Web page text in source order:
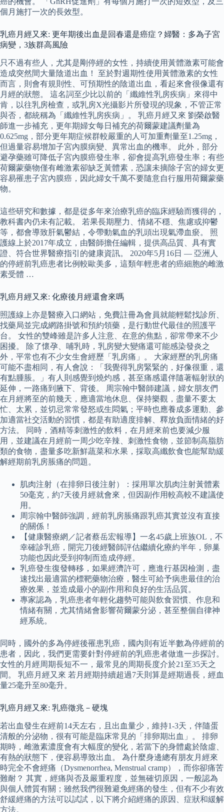
個月施打一次的長效型。
乳癌月經又來: 更年期後出血是回春還是癌症？婦醫：多為子宮
病變，3族群高風險
只不過有些人，尤其是剛停經的女性，持續使用黃體激素可能會
造成突然間大量陰道出血！ 至於對週期性使用黃體激素的女性
而言，則會有規則性、可預期性的陰道出血，看起來會很像還有
月經的狀態。 這名詞至少比以前的「纖維性乳房疾病」來得中
肯，以往乳房檢查，或乳房X光攝影片所發現的現象，不管正常
與否，都統稱為「纖維性乳房疾病」。 乳癌月經又來 劉榮啟醫
師進一步補充，更年期婦女每日補充的荷爾蒙建議劑量為
0.625mg，部分更年期症候群較嚴重的人可加重劑量至1.25mg，
但過量容易增加子宮內膜病變、異常出血的機率。 此外，部分
避孕藥雖可降低子宮內膜癌發生率，卻會提高乳癌發生率；有些
荷爾蒙藥物僅有雌激素卻缺乏黃體素，恐讓未摘除子宮的婦女更
容易罹患子宮內膜癌，因此婦女千萬不要隨意自行服用荷爾蒙藥
物。
這些研究和數據，都是從多年來治療乳癌的臨床經驗而獲得的，
教科書內仍未有記載。 若果長期壓力、情緒不穩、焦慮或抑鬱
等，都會導致肝氣鬱結，令帶動氣血的乳頭出現氣滯血瘀。 照
護線上於2017年成立，由醫師擔任編輯，提供高品質、具有實
證、符合世界醫療指引的健康資訊。 2020年5月16日 — 亞洲人
的停經前乳癌患者比例較歐美多，這類年輕患者的癌細胞的雌激
素受體 …
乳癌月經又來: 化療後月經還會來嗎
照護線上亦是醫療入口網站，免費註冊為會員就能輕鬆找診所、
找藥局並完成網路掛號和預約領藥，是行動世代最佳的照護平
台。 女性的雙峰雖是許多人注意、在意的焦點，卻常帶來不少
困擾。 除了懷孕、哺乳時，乳房變大變痛還可能感染發炎之
外，平常也有不少女生會經歷「乳房痛」。 大家經歷的乳房痛
可能不盡相同，有人會說：「我覺得乳房緊緊的，好像很重，還
有點腫脹。」有人則感覺到燒灼感，甚至痛感還伴隨著輻射狀的
延伸，一路痛到腋下、背後。 周宗翰中醫師建議，婦女朋友們
在月經將至的前幾天，應適當地休息、保持樂觀，盡量不要太
忙、太累，並切忌常常發怒或生悶氣；平時也應養成多運動、參
加適當社交活動的習慣，都是有助適度排解、釋放負面情緒的好
方法。 同時，酒精等刺激性的飲料，在月經來前也要減少服
用，並建議在月經前一周少吃辛辣、刺激性食物，並節制高脂肪
類的食物，盡量多吃新鮮蔬菜和水果，採取高纖飲食也能幫助緩
解經期前乳房脹痛的問題。
肌肉注射（在排卵日後注射）：採用單次肌肉注射黃體素
50毫克，約7天後月經就會來，但因副作用較高較不建議使
用。
周宗翰中醫師強調，經前乳房脹痛跟乳癌其實並沒有直接
的關係！
【健康醫療網／記者蔡岳宏報導】一名45歲上班族OL，不
幸確診乳癌，開完刀後經醫師評估繼續化療約半年，卵巢
功能也因此受到抑制而造成停經。
乳癌發生復發轉移，如果經濟許可，應進行基因檢測，盡
速找出最適當的標靶藥物治療，醫生可給予病患最佳的治
療效果，並造成最小的副作用和良好的生活品質。
專家認為，乳癌患者年輕化趨勢可能與飲食習慣、作息和
情緒有關，尤其情緒會影響荷爾蒙分泌，甚至整個自律神
經系統。
同時，國外的多為停經後罹患乳癌，國內則有近半數為停經前的
患者，因此，我們更需要針對停經前的乳癌患者做進一步探討。
女性的月經周期長短不一，最常見的周期長度介於21至35天之
間。 乳癌月經又來 若月經期持續超過7天則算是經期過長，經血
量25毫升至80毫升。
乳癌月經又來: 乳癌徵兆－硬塊
若出血發生在經前14天左右，且出血量少，維持1-3天，伴隨蛋
清般的分泌物，很有可能是臨床常見的「排卵期出血」。 排卵
期時，雌激素濃度會有大幅度的變化，若當下的身體處於陰虛、
有熱的狀態下，便容易導致出血。 為什麼身邊總有朋友月經來
時完全不會經痛（Dysmenorrhea, Menstrual cramp），而你卻痛苦
難耐？ 其實，經痛與否及嚴重程度，並無確切原因，一般認為
與個人體質有關；雖然我們很難避免經痛的發生，但有不少有效
舒緩經痛的方法可以試試，以下將介紹經痛的原因、症狀和緩解
方法。